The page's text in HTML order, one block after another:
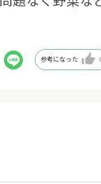
参考になった